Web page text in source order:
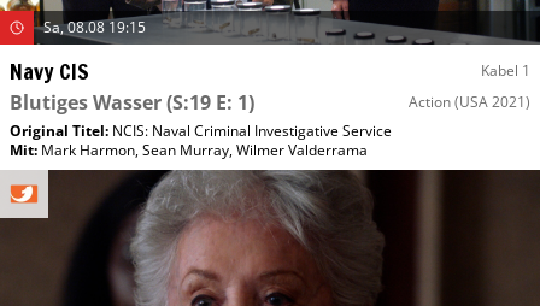
Sa, 08.08 19:15
Navy CIS Kabel 1
Blutiges Wasser(S:19 E: 1) Action(USA 2021)
Original Titel: NCIS: Naval Criminal Investigative Service
Mit: Mark Harmon,Sean Murray,Wilmer Valderrama